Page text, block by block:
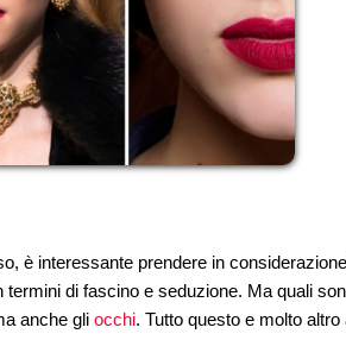
è interessante prendere in
di fascino e seduzione. Ma quali
anche gli occhi. Tutto questo e molto